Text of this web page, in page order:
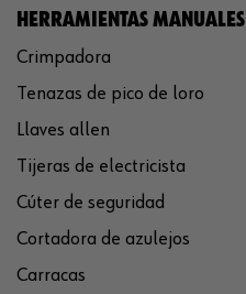
HERRAMIENTAS MANUALES
Crimpadora
Tenazas de pico de loro
Llaves allen
Tijeras de electricista
Cúter de seguridad
Cortadora de azulejos
Carracas